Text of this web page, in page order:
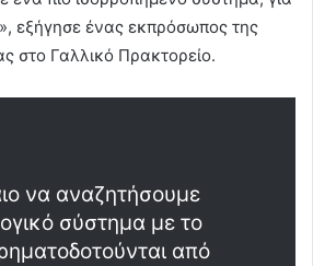
εξήγησε ένας εκπρόσωπος της
στο Γαλλικό Πρακτορείο.
να αναζητήσουμε
σύστημα με το
από